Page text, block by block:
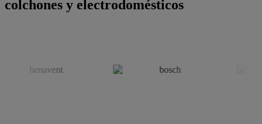
colchones y electrodomésticos